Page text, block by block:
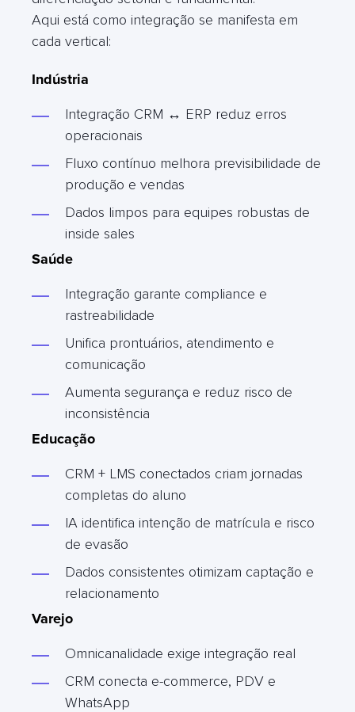
Aqui está como integração se manifesta em
cada vertical:
Indústria
Integração CRM ↔ ERP reduz erros
operacionais
Fluxo contínuo melhora previsibilidade de
produção e vendas
Dados limpos para equipes robustas de
inside sales
Saúde
Integração garante compliance e
rastreabilidade
Unifica prontuários, atendimento e
comunicação
Aumenta segurança e reduz risco de
inconsistência
Educação
CRM + LMS conectados criam jornadas
completas do aluno
IA identifica intenção de matrícula e risco
de evasão
Dados consistentes otimizam captação e
relacionamento
Varejo
Omnicanalidade exige integração real
CRM conecta e-commerce, PDV e
WhatsApp